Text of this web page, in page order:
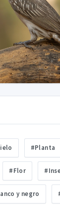
#Planta
#Flor
y negro